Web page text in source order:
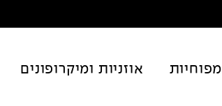
מפוחיות אוזניות ומיקרופונים